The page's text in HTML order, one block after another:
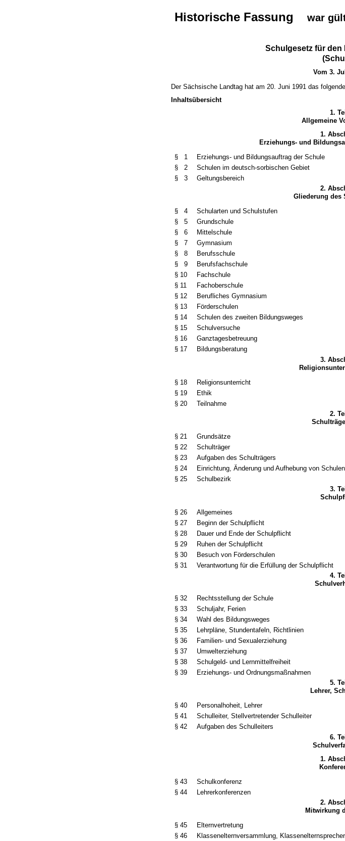
Historische Fassung war
Schulgesetz für den
Vom 3.
Der Sächsische Landtag hat am 20. Juni 1991 das
Inhaltsübersicht
1.
Allgemeine
1.
Erziehungs- und
§ 1
Erziehungs- und Bildungsauftrag der Schule
§ 2
Schulen im deutsch-sorbischen Gebiet
§ 3
Geltungsbereich
2.
Gliederung des
§ 4
Schularten und Schulstufen
§ 5
Grundschule
§ 6
Mittelschule
§ 7
Gymnasium
§ 8
Berufsschule
§ 9
Berufsfachschule
§ 10
Fachschule
§ 11
Fachoberschule
§ 12
Berufliches Gymnasium
§ 13
Förderschulen
§ 14
Schulen des zweiten Bildungsweges
§ 15
Schulversuche
§ 16
Ganztagesbetreuung
§ 17
Bildungsberatung
3.
§ 18
Religionsunterricht
§ 19
Ethik
§ 20
Teilnahme
2.
§ 21
Grundsätze
§ 22
Schulträger
§ 23
Aufgaben des Schulträgers
§ 24
Einrichtung, Änderung und Aufhebung von Schulen
§ 25
Schulbezirk
3.
§ 26
Allgemeines
§ 27
Beginn der Schulpflicht
§ 28
Dauer und Ende der Schulpflicht
§ 29
Ruhen der Schulpflicht
§ 30
Besuch von Förderschulen
§ 31
Verantwortung für die Erfüllung der Schulpflicht
4.
§ 32
Rechtsstellung der Schule
§ 33
Schuljahr, Ferien
§ 34
Wahl des Bildungsweges
§ 35
Lehrpläne, Stundentafeln, Richtlinien
§ 36
Familien- und Sexualerziehung
§ 37
Umwelterziehung
§ 38
Schulgeld- und Lernmittelfreiheit
§ 39
Erziehungs- und Ordnungsmaßnahmen
5.
Lehrer,
§ 40
Personalhoheit, Lehrer
§ 41
Schulleiter, Stellvertretender Schulleiter
§ 42
Aufgaben des Schulleiters
6.
1.
§ 43
Schulkonferenz
§ 44
Lehrerkonferenzen
2.
Mitwirkung
§ 45
Elternvertretung
§ 46
Klassenelternversammlung, Klassenelternsprecher